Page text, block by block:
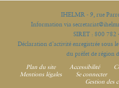
IHELMR - 9, rue
Information via
SIRET : 800 782
Déclaration d’activité enregistrée sous
du préfet de région
Plan du site Accessibilité
Mentions légales
Se connecter
Gestion des